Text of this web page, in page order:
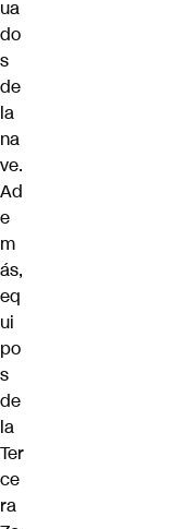
ua
do
s
de
la
na
ve.
Ad
e
m
ás,
eq
ui
po
s
de
la
Ter
ce
ra